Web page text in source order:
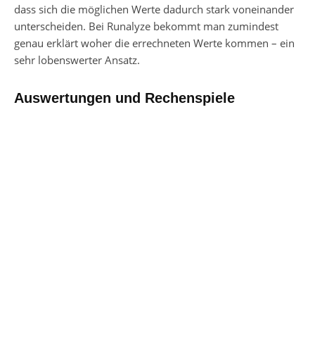
dass sich die möglichen Werte dadurch stark voneinander
unterscheiden. Bei Runalyze bekommt man zumindest
genau erklärt woher die errechneten Werte kommen – ein
sehr lobenswerter Ansatz.
Auswertungen und Rechenspiele